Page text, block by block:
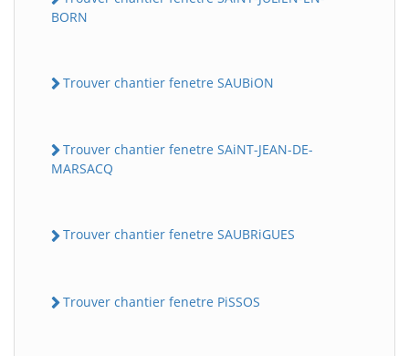
BORN
Trouver chantier fenetre SAUBiON
Trouver chantier fenetre SAiNT-JEAN-DE-
MARSACQ
Trouver chantier fenetre SAUBRiGUES
Trouver chantier fenetre PiSSOS